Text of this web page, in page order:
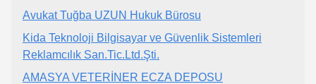
Avukat Tuğba UZUN Hukuk Bürosu
Kida Teknoloji Bilgisayar ve Güvenlik Sistemleri
Reklamcılık San.Tic.Ltd.Şti.
AMASYA VETERİNER ECZA DEPOSU